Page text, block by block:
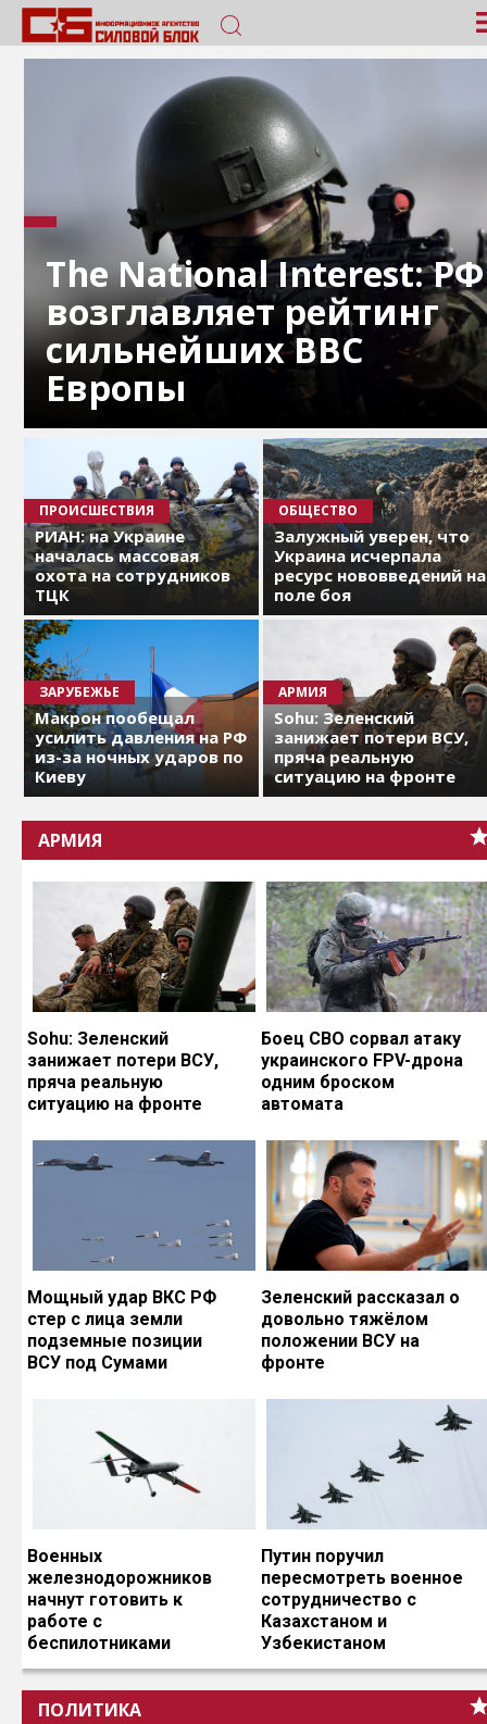
The National Interest: РФ
возглавляет рейтинг
сильнейших ВВС
Европы
ПРОИСШЕСТВИЯ
РИАН: на Украине
началась массовая
охота на сотрудников
ТЦК
ОБЩЕСТВО
Залужный уверен, что
Украина исчерпала
ресурс нововведений на
поле боя
ЗАРУБЕЖЬЕ
Макрон пообещал
усилить давления на РФ
из-за ночных ударов по
Киеву
АРМИЯ
Sohu: Зеленский
занижает потери ВСУ,
пряча реальную
ситуацию на фронте
АРМИЯ
Sohu: Зеленский
занижает потери ВСУ,
пряча реальную
ситуацию на фронте
Боец СВО сорвал атаку
украинского FPV-дрона
одним броском
автомата
Мощный удар ВКС РФ
стер с лица земли
подземные позиции
ВСУ под Сумами
Зеленский рассказал о
довольно тяжёлом
положении ВСУ на
фронте
Военных
железнодорожников
начнут готовить к
работе с
беспилотниками
Путин поручил
пересмотреть военное
сотрудничество с
Казахстаном и
Узбекистаном
ПОЛИТИКА